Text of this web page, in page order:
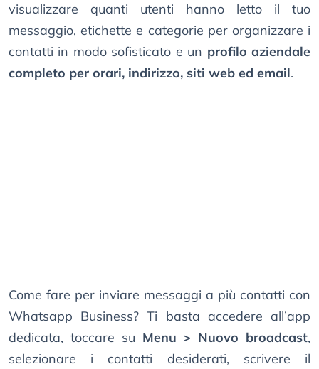
visualizzare quanti utenti hanno letto il tuo
messaggio, etichette e categorie per organizzare i
contatti in modo sofisticato e un profilo aziendale
completo per orari, indirizzo, siti web ed email.
Come fare per inviare messaggi a più contatti con
Whatsapp Business? Ti basta accedere all’app
dedicata, toccare su Menu > Nuovo broadcast,
selezionare i contatti desiderati, scrivere il